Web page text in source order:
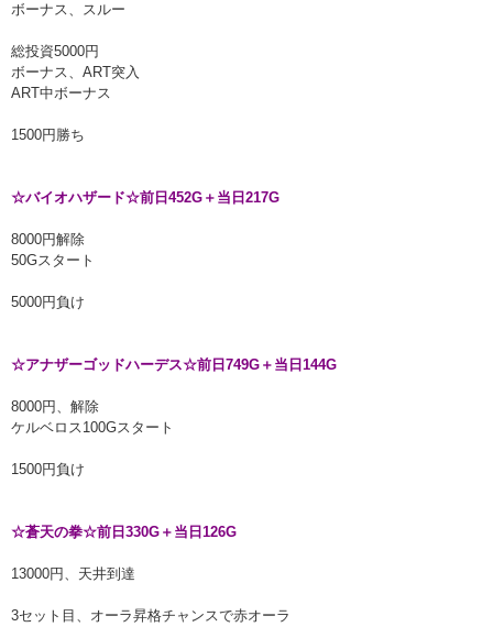
ボーナス、スルー
総投資5000円
ボーナス、ART突入
ART中ボーナス
1500円勝ち
☆バイオハザード☆前日452G＋当日217G
8000円解除
50Gスタート
5000円負け
☆アナザーゴッドハーデス☆前日749G＋当日144G
8000円、解除
ケルベロス100Gスタート
1500円負け
☆蒼天の拳☆前日330G＋当日126G
13000円、天井到達
3セット目、オーラ昇格チャンスで赤オーラ